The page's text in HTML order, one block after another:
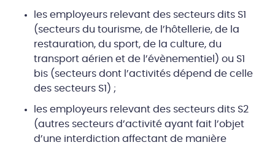
les employeurs relevant des secteurs dits S1
(secteurs du tourisme, de l’hôtellerie, de la
restauration, du sport, de la culture, du
transport aérien et de l’évènementiel) ou S1
bis (secteurs dont l’activités dépend de celle
des secteurs S1) ;
les employeurs relevant des secteurs dits S2
(autres secteurs d’activité ayant fait l’objet
d’une interdiction affectant de manière